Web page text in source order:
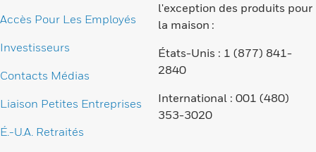
Accès Pour Les Employés
Investisseurs
Contacts Médias
Liaison Petites Entreprises
É.-U.A. Retraités
l'exception des produits pour
la maison :
États-Unis : 1 (877) 841-
2840
International : 001 (480)
353-3020